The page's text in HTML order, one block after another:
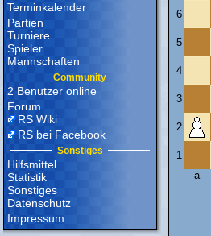
Terminkalender
Partien
Turniere
Spieler
Mannschaften
Community
2 Benutzer online
Forum
RS Wiki
RS bei Facebook
Sonstiges
Hilfsmittel
Statistik
Sonstiges
Datenschutz
Impressum
6
5
4
3
2
1
a